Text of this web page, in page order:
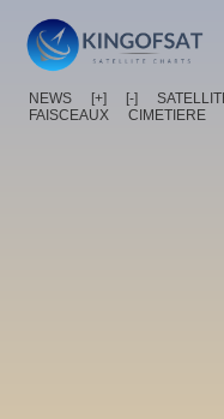
NEWS [+] [-]
FAISCEAUX
CIMETIERE